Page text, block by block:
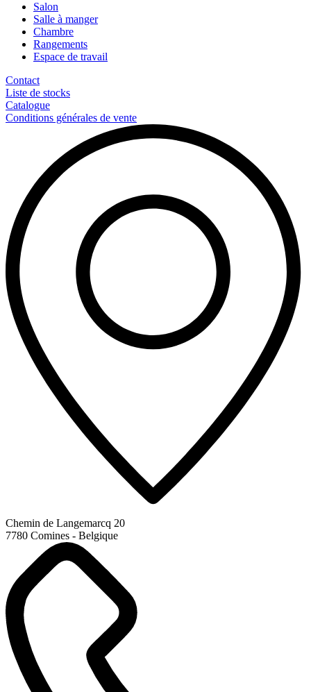
Salon
Salle à manger
Chambre
Rangements
Espace de travail
Contact
Liste de stocks
Catalogue
Conditions générales de vente
Chemin de Langemarcq 20
7780 Comines - Belgique